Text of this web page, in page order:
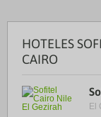
HOTELES
CAIRO
El